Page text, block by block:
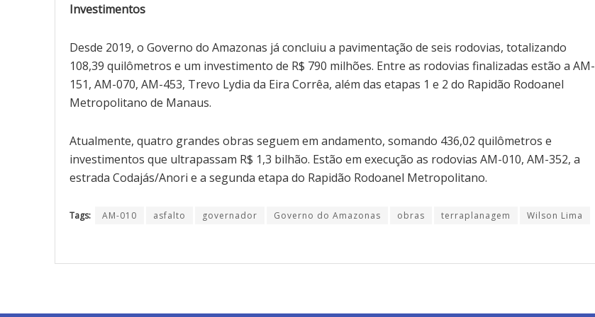
Investimentos
Desde 2019, o Governo do Amazonas já concluiu a pavimentação de seis rodovias, totalizando
108,39 quilômetros e um investimento de R$ 790 milhões. Entre as rodovias finalizadas estão a AM-
151, AM-070, AM-453, Trevo Lydia da Eira Corrêa, além das etapas 1 e 2 do Rapidão Rodoanel
Metropolitano de Manaus.
Atualmente, quatro grandes obras seguem em andamento, somando 436,02 quilômetros e
investimentos que ultrapassam R$ 1,3 bilhão. Estão em execução as rodovias AM-010, AM-352, a
estrada Codajás/Anori e a segunda etapa do Rapidão Rodoanel Metropolitano.
Tags: AM-010 asfalto governador Governo do Amazonas obras terraplanagem Wilson Lima